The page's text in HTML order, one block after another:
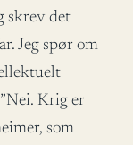
skrev det
Jeg spør om
Krig er
som